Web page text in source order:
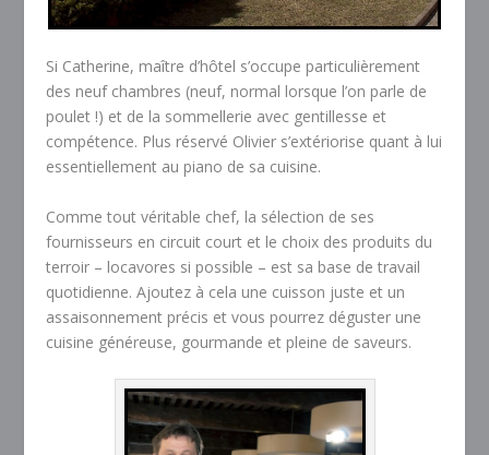
Si Catherine, maître d’hôtel s’occupe particulièrement
des neuf chambres (neuf, normal lorsque l’on parle de
poulet !) et de la sommellerie avec gentillesse et
compétence. Plus réservé Olivier s’extériorise quant à lui
essentiellement au piano de sa cuisine.
Comme tout véritable chef, la sélection de ses
fournisseurs en circuit court et le choix des produits du
terroir – locavores si possible – est sa base de travail
quotidienne. Ajoutez à cela une cuisson juste et un
assaisonnement précis et vous pourrez déguster une
cuisine généreuse, gourmande et pleine de saveurs.